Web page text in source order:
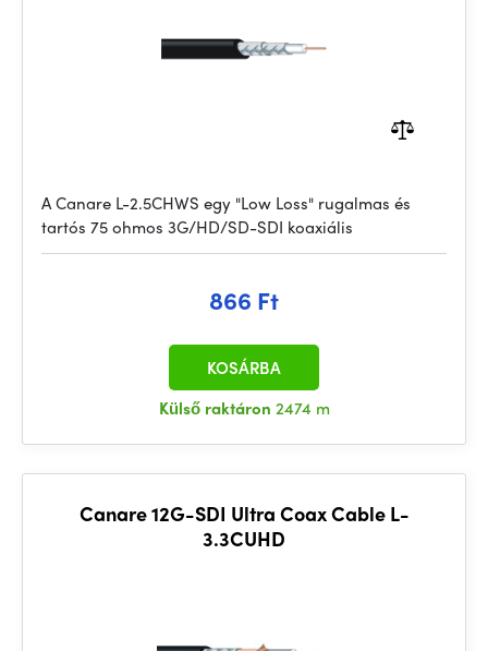
A Canare L-2.5CHWS egy "Low Loss" rugalmas és
tartós 75 ohmos 3G/HD/SD-SDI koaxiális
866 Ft
Külső raktáron 2474 m
KOSÁRBA
Canare 12G-SDI Ultra Coax Cable L-
3.3CUHD